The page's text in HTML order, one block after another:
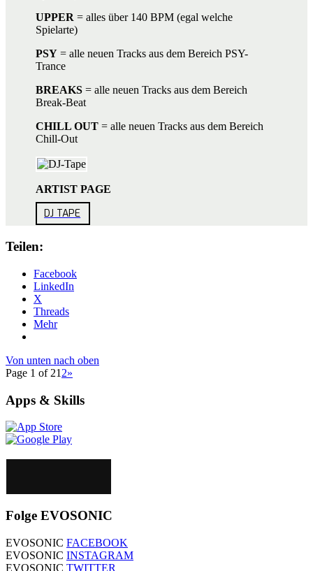
UPPER = alles über 140 BPM (egal welche
Spielarte)
PSY = alle neuen Tracks aus dem Bereich PSY-
Trance
BREAKS = alle neuen Tracks aus dem Bereich
Break-Beat
CHILL OUT = alle neuen Tracks aus dem Bereich
Chill-Out
ARTIST PAGE
DJ TAPE
Teilen:
Facebook
LinkedIn
X
Threads
Mehr
Von unten nach oben
Page 1 of 21 2»
Apps & Skills
Folge EVOSONIC
EVOSONIC FACEBOOK
EVOSONIC INSTAGRAM
EVOSONIC TWITTER